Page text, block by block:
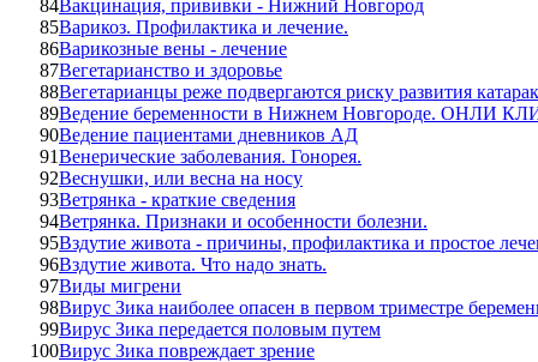
84Вакцинация, прививки - Нижний Новгород
85Варикоз. Профилактика и лечение.
86Варикозные вены - лечение
87Вегетарианство и здоровье
88Вегетарианцы реже подвергаются риску развития
89Ведение беременности в Нижнем Новгороде. ОНЛИ
90Ведение пациентами дневников АД
91Венерические заболевания. Гонорея.
92Веснушки, или весна на носу
93Ветрянка - краткие сведения
94Ветрянка. Признаки и особенности болезни.
95Вздутие живота - причины, профилактика и простое
96Вздутие живота. Что надо знать.
97Виды мигрени
98Вирус Зика наиболее опасен в первом триместре
99Вирус Зика передается половым путем
100Вирус Зика повреждает зрение